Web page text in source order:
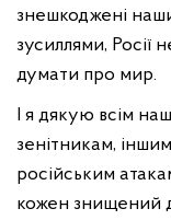
знешкоджені
зусиллями, Росії
думати про мир.
І я дякую всім
зенітникам,
російським
кожен знищений